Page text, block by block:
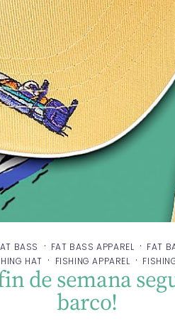
BASS · FAT BASS APPAREL · FAT
HAT · FISHING APPAREL ·
de semana
barco!